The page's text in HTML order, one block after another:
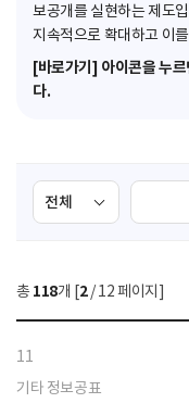
보공개를 실현하는 제도
지속적으로 확대하고 이
[바로가기] 아이콘을 누
다.
검
색
선
택
색
총 118개 [2/ 12 페이지]
11
기타 정보공표